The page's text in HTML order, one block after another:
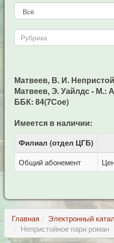
Матвеев, В. И.
Матвеев, Э. Уайлдс - М.:
ББК: 84(7Сое)
Имеется в наличии:
Филиал (отдел ЦГБ)
Общий абонемент
Главная
Электронный
Непристойное пари роман